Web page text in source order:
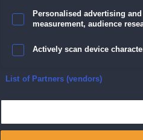
Personalised advertising
measurement, audience
Actively scan device
Ensure security, prevent
List of Partners (vendors)